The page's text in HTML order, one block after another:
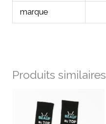
marque
Produits similaires